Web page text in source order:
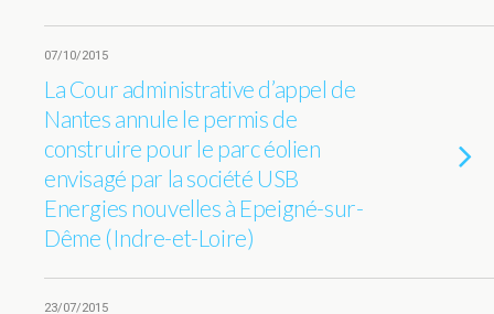
07/10/2015
La Cour administrative d’appel de
Nantes annule le permis de
construire pour le parc éolien
envisagé par la société USB
Energies nouvelles à Epeigné-sur-
Dême (Indre-et-Loire)
23/07/2015